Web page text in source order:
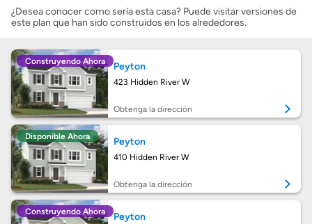
Costos casa nueva vs. usada
Obtener mi puntaje de crédito
Calcular mi hipoteca
Obtener Aprobación Previa
Preparar mi casa para la venta
¿Desea conocer como sería esta casa? Puede visitar versiones de
este plan que han sido construidos en los alrededores.
Construyendo Ahora Peyton
423 Hidden River W
Obtenga la dirección
Disponible Ahora Peyton
410 Hidden River W
Obtenga la dirección
Construyendo Ahora Peyton